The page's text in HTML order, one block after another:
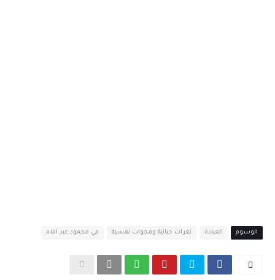
الوسوم العيادة ثغرات حياتية وفجوات نفسية مي محمود عبد اللاه